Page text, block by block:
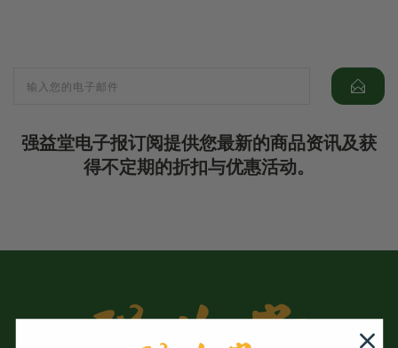
强益堂电子报订阅提供您最新的商品资讯及获
得不定期的折扣与优惠活动。